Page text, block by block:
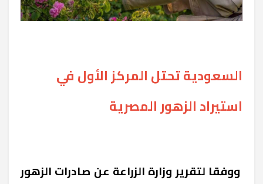
السعودية تحتل المركز الأول في
استيراد الزهور المصرية
ووفقا لتقرير وزارة الزراعة عن صادرات الزهور